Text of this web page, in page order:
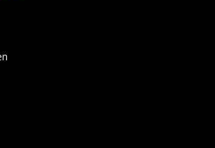
- Den Bosch